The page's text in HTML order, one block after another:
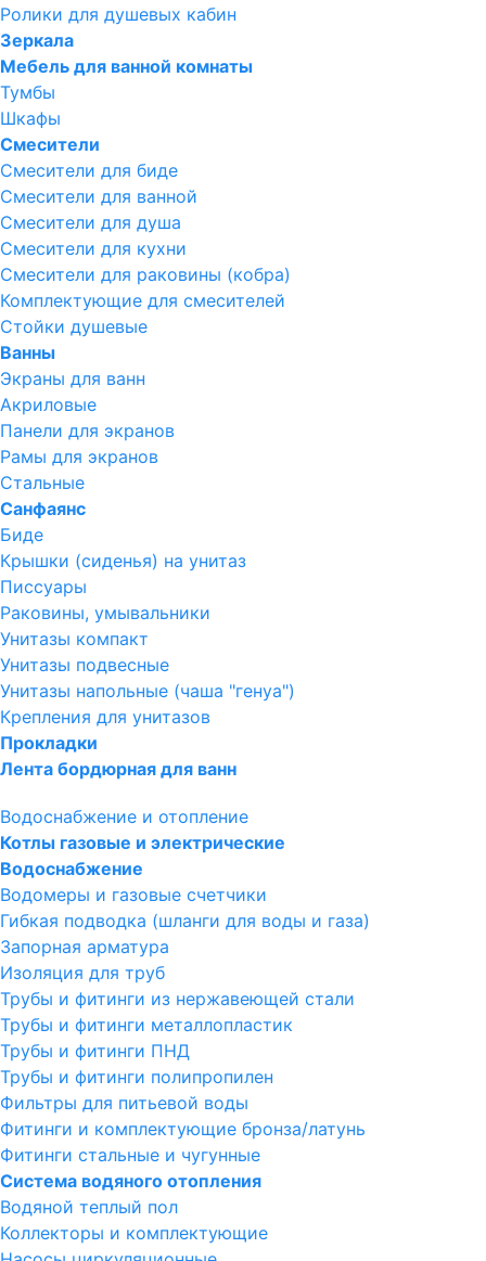
Ролики для душевых кабин
Зеркала
Мебель для ванной комнаты
Тумбы
Шкафы
Смесители
Смесители для биде
Смесители для ванной
Смесители для душа
Смесители для кухни
Смесители для раковины (кобра)
Комплектующие для смесителей
Стойки душевые
Ванны
Экраны для ванн
Акриловые
Панели для экранов
Рамы для экранов
Стальные
Санфаянс
Биде
Крышки (сиденья) на унитаз
Писсуары
Раковины, умывальники
Унитазы компакт
Унитазы подвесные
Унитазы напольные (чаша "генуа")
Крепления для унитазов
Прокладки
Лента бордюрная для ванн
Водоснабжение и отопление
Котлы газовые и электрические
Водоснабжение
Водомеры и газовые счетчики
Гибкая подводка (шланги для воды и газа)
Запорная арматура
Изоляция для труб
Трубы и фитинги из нержавеющей стали
Трубы и фитинги металлопластик
Трубы и фитинги ПНД
Трубы и фитинги полипропилен
Фильтры для питьевой воды
Фитинги и комплектующие бронза/латунь
Фитинги стальные и чугунные
Система водяного отопления
Водяной теплый пол
Коллекторы и комплектующие